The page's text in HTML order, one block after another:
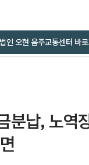
인 오현 음주교통센터 바
분납, 노역